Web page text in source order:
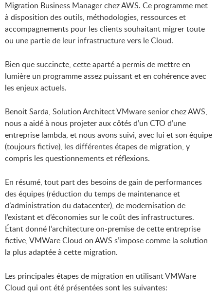
Migration Business Manager chez AWS. Ce programme met
à disposition des outils, méthodologies, ressources et
accompagnements pour les clients souhaitant migrer toute
ou une partie de leur infrastructure vers le Cloud.
Bien que succincte, cette aparté a permis de mettre en
lumière un programme assez puissant et en cohérence avec
les enjeux actuels.
Benoit Sarda, Solution Architect VMware senior chez AWS,
nous a aidé à nous projeter aux côtés d’un CTO d’une
entreprise lambda, et nous avons suivi, avec lui et son équipe
(toujours fictive), les différentes étapes de migration, y
compris les questionnements et réflexions.
En résumé, tout part des besoins de gain de performances
des équipes (réduction du temps de maintenance et
d’administration du datacenter), de modernisation de
l’existant et d’économies sur le coût des infrastructures.
Étant donné l’architecture on-premise de cette entreprise
fictive, VMWare Cloud on AWS s’impose comme la solution
la plus adaptée à cette migration.
Les principales étapes de migration en utilisant VMWare
Cloud qui ont été présentées sont les suivantes: